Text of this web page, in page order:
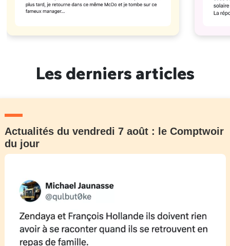
Les derniers articles
Actualités du vendredi 7 août : le Comptwoir
du jour